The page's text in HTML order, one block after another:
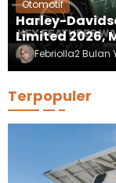
Otomotif
Harley-
Limited 2026,
Febriolla2 Bulan
Terpopuler